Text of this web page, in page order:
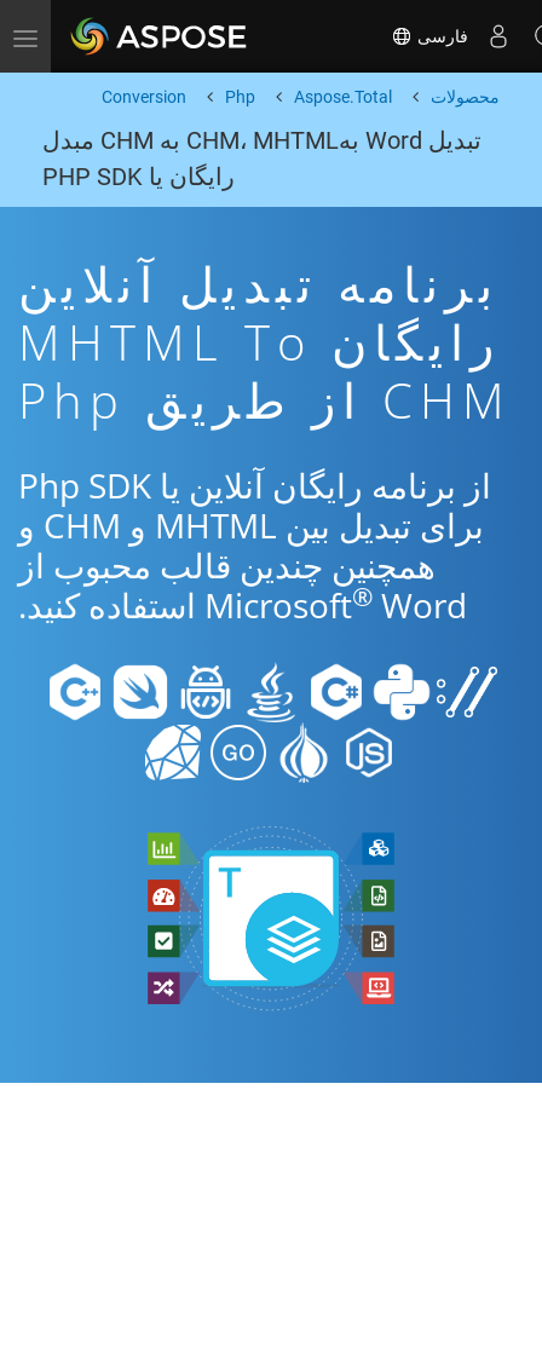
Toggle navigation فارسی
محصولات Aspose.Total
Php
Conversion
تبدیل Word بهCHM، MHTML به CHM مبدل
رایگان یا PHP SDK
برنامه تبدیل آنلاین
رایگان MHTML To
CHM از طریق Php
از برنامه رایگان آنلاین یا Php SDK
برای تبدیل بین MHTML و CHM و
همچنین چندین قالب محبوب از
Microsoft® Word استفاده کنید.